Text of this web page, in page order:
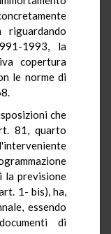
1993, la
copertura
le norme di
che
81, quarto
la previsione
1- bis), ha,
essendo
di